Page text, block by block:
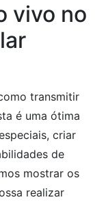
vivo no
transmitir
é uma ótima
criar
de
mostrar os
realizar